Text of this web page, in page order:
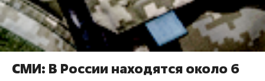
СМИ: В России находятся около 6